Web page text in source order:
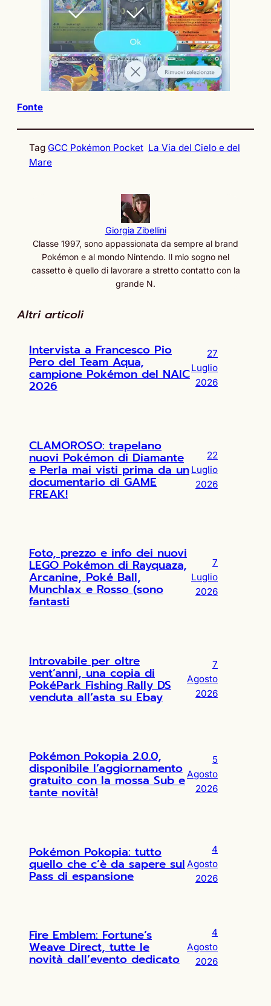
Fonte
Tag GCC Pokémon Pocket La Via del Cielo e del
Mare
Giorgia Zibellini
Classe 1997, sono appassionata da sempre al brand
Pokémon e al mondo Nintendo. Il mio sogno nel
cassetto è quello di lavorare a stretto contatto con la
grande N.
Altri articoli
Intervista a Francesco Pio
Pero del Team Aqua,
campione Pokémon del NAIC
2026
27
Luglio
2026
CLAMOROSO: trapelano
nuovi Pokémon di Diamante
e Perla mai visti prima da un
documentario di GAME
FREAK!
22
Luglio
2026
Foto, prezzo e info dei nuovi
LEGO Pokémon di Rayquaza,
Arcanine, Poké Ball,
Munchlax e Rosso (sono
fantasti
7
Luglio
2026
Introvabile per oltre
vent’anni, una copia di
PokéPark Fishing Rally DS
venduta all’asta su Ebay
7
Agosto
2026
Pokémon Pokopia 2.0.0,
disponibile l’aggiornamento
gratuito con la mossa Sub e
tante novità!
5
Agosto
2026
Pokémon Pokopia: tutto
quello che c’è da sapere sul
Pass di espansione
4
Agosto
2026
Fire Emblem: Fortune’s
Weave Direct, tutte le
novità dall’evento dedicato
4
Agosto
2026